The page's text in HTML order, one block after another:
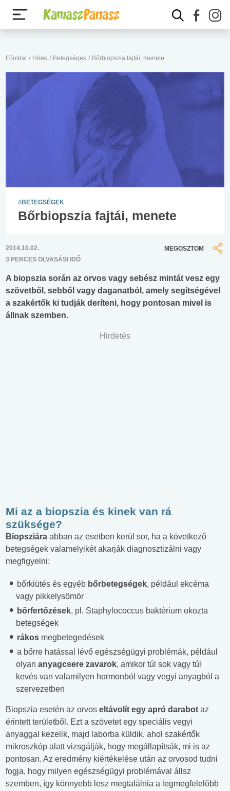
Főoldal / Hírek / Betegségek / Bőrbiopszia fajtái, menete
#BETEGSÉGEK
Bőrbiopszia fajtái, menete
2014.10.02.
3 PERCES OLVASÁSI IDŐ
MEGOSZTOM
A biopszia során az orvos vagy sebész mintát vesz egy
szövetből, sebből vagy daganatból, amely segítségével
a szakértők ki tudják deríteni, hogy pontosan mivel is
állnak szemben.
Hirdetés
Mi az a biopszia és kinek van rá
szüksége?
Biopsziára abban az esetben kerül sor, ha a következő
betegségek valamelyikét akarják diagnosztizálni vagy
megfigyelni:
bőrkiütés és egyéb bőrbetegségek, például ekcéma
vagy pikkelysömör
bőrfertőzések, pl. Staphylococcus baktérium okozta
betegségek
rákos megbetegedések
a bőrre hatással lévő egészségügyi problémák, például
olyan anyagcsere zavarok, amikor túl sok vagy túl
kevés van valamilyen hormonból vagy vegyi anyagból a
szervezetben
Biopszia esetén az orvos eltávolít egy apró darabot az
érintett területből. Ezt a szövetet egy speciális vegyi
anyaggal kezelik, majd laborba küldik, ahol szakértők
mikroszkóp alatt vizsgálják, hogy megállapítsák, mi is az
pontosan. Az eredmény kiértékelése után az orvosod tudni
fogja, hogy milyen egészségügyi problémával állsz
szemben, így könnyebb lesz megtalálnia a legmegfelelőbb